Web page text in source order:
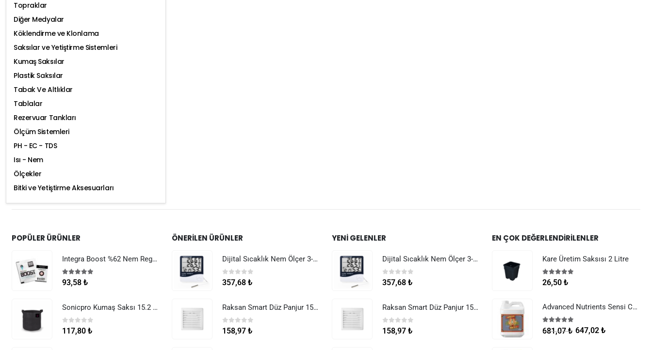
Topraklar
Diğer Medyalar
Köklendirme ve Klonlama
Saksılar ve Yetiştirme Sistemleri
Kumaş Saksılar
Plastik Saksılar
Tabak Ve Altlıklar
Tablalar
Rezervuar Tankları
Ölçüm Sistemleri
PH - EC - TDS
Isı - Nem
Ölçekler
Bitki ve Yetiştirme Aksesuarları
POPÜLER ÜRÜNLER
Integra Boost %62 Nem Regülatörü 8 g
5.005 üzerinden
93,58 ₺
Sonicpro Kumaş Saksı 15.2 Litre (4 Galon)
0 5 üzerinden
117,80 ₺
ÖNERILEN ÜRÜNLER
Dijital Sıcaklık Nem Ölçer 3-1 Sensör Kablolu
05 üzerinden
357,68 ₺
Raksan Smart Düz Panjur 150 mm Sinek Telli
0 5 üzerinden
158,97 ₺
YENI GELENLER
Dijital Sıcaklık Nem Ölçer 3-1 Sensör Kablolu
05 üzerinden
357,68 ₺
Raksan Smart Düz Panjur 150 mm Sinek Telli
0 5 üzerinden
158,97 ₺
EN ÇOK DEĞERLENDIRILENLER
Kare Üretim Saksısı 2 Litre
5.005 üzerinden
26,50 ₺
Advanced Nutrients Sensi Cal Mag Xtra 250 ml
5.00 5 üzerinden
681,07₺ 647,02 ₺